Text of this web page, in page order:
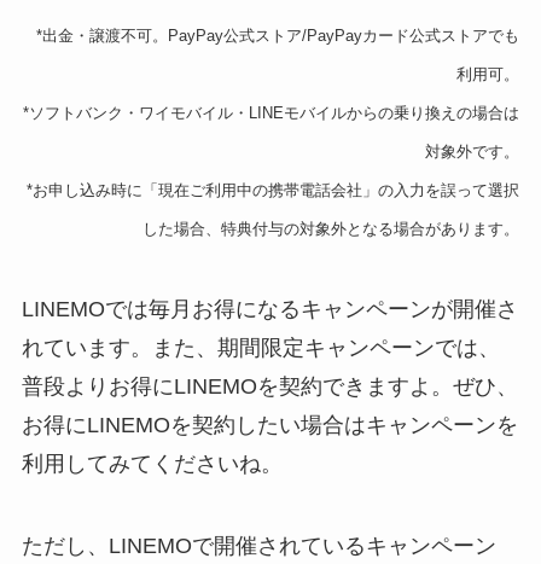
*出金・譲渡不可。PayPay公式ストア/PayPayカード公式ストアでも
利用可。
*ソフトバンク・ワイモバイル・LINEモバイルからの乗り換えの場合は
対象外です。
*お申し込み時に「現在ご利用中の携帯電話会社」の入力を誤って選択
した場合、特典付与の対象外となる場合があります。
LINEMOでは毎月お得になるキャンペーンが開催さ
れています。また、期間限定キャンペーンでは、
普段よりお得にLINEMOを契約できますよ。ぜひ、
お得にLINEMOを契約したい場合はキャンペーンを
利用してみてくださいね。
ただし、LINEMOで開催されているキャンペーン